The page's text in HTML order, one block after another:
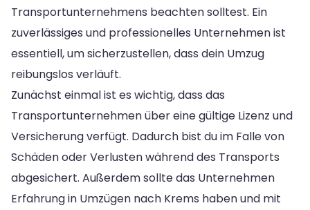
Transportunternehmens beachten solltest. Ein
zuverlässiges und professionelles Unternehmen ist
essentiell, um sicherzustellen, dass dein Umzug
reibungslos verläuft.
Zunächst einmal ist es wichtig, dass das
Transportunternehmen über eine gültige Lizenz und
Versicherung verfügt. Dadurch bist du im Falle von
Schäden oder Verlusten während des Transports
abgesichert. Außerdem sollte das Unternehmen
Erfahrung in Umzügen nach Krems haben und mit